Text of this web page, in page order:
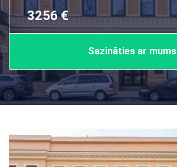
3256 €
Sazināties ar mums